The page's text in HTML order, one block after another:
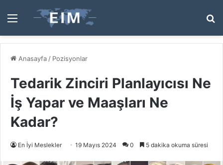
Menü
...
Anasayfa / Pozisyonlar
Tedarik Zinciri Planlayıcısı Ne
İş Yapar ve Maaşları Ne
Kadar?
En İyi Meslekler 19 Mayıs 2024 0 5 dakika okuma süresi